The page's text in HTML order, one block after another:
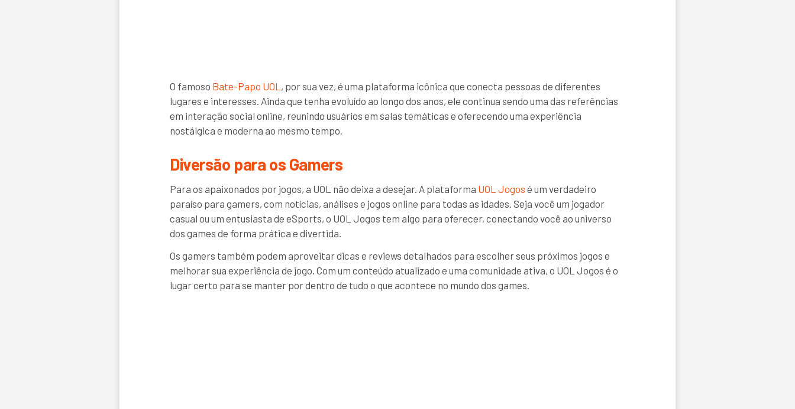
O famoso Bate-Papo UOL , por sua vez, é uma plataforma icônica que conecta pessoas de diferentes
lugares e interesses. Ainda que tenha evoluído ao longo dos anos, ele continua sendo uma das referências
em interação social online, reunindo usuários em salas temáticas e oferecendo uma experiência
nostálgica e moderna ao mesmo tempo.
Diversão para os Gamers
Para os apaixonados por jogos, a UOL não deixa a desejar. A plataforma UOL Jogos é um verdadeiro
paraíso para gamers, com notícias, análises e jogos online para todas as idades. Seja você um jogador
casual ou um entusiasta de eSports, o UOL Jogos tem algo para oferecer, conectando você ao universo
dos games de forma prática e divertida.
Os gamers também podem aproveitar dicas e reviews detalhados para escolher seus próximos jogos e
melhorar sua experiência de jogo. Com um conteúdo atualizado e uma comunidade ativa, o UOL Jogos é o
lugar certo para se manter por dentro de tudo o que acontece no mundo dos games.